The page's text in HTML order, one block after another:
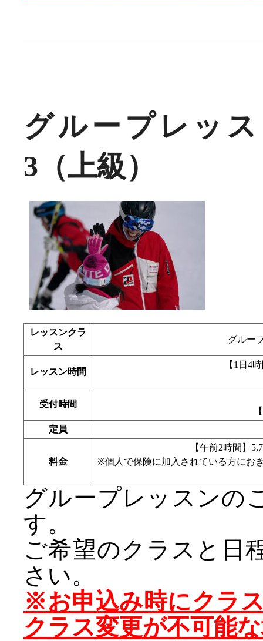
グループレッ
3（上級）
レッスンクラ
ス
グルー
レッスン時間
【1日4
受付時間
定員
料金
【午前2時間】
※個人で保険に加入されている方にお
グループレッスンの
す。
ご希望のクラスと日
さい。
※お申込み時にクラ
クラス変更が不可能